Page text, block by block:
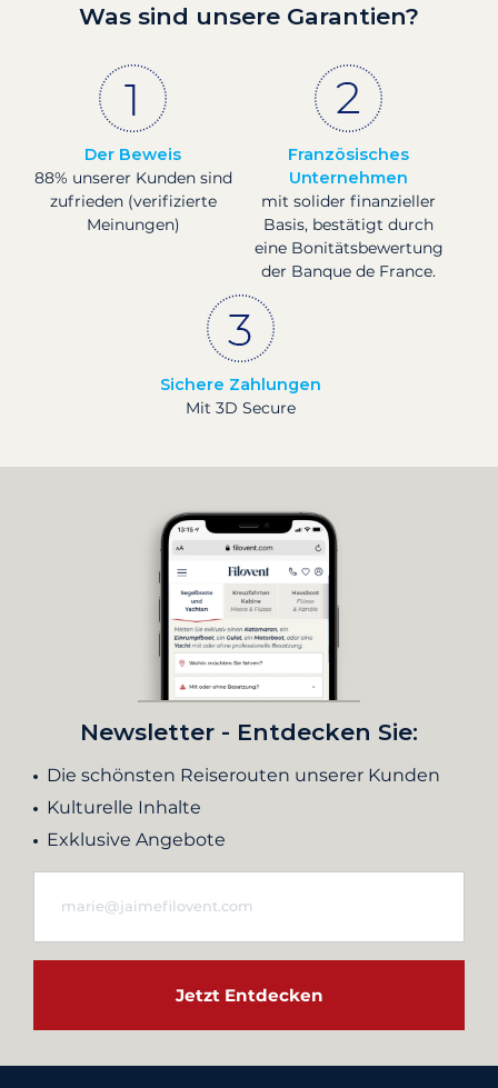
Was sind unsere Garantien?
Der Beweis
88% unserer Kunden sind
zufrieden (verifizierte
Meinungen)
Französisches
Unternehmen
mit solider finanzieller
Basis, bestätigt durch
eine Bonitätsbewertung
der Banque de France.
Sichere Zahlungen
Mit 3D Secure
Newsletter - Entdecken Sie:
Die schönsten Reiserouten unserer Kunden
Kulturelle Inhalte
Exklusive Angebote
Jetzt Entdecken